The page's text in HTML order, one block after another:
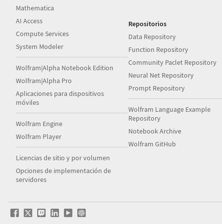
Mathematica
AI Access
Compute Services
System Modeler
Wolfram|Alpha Notebook Edition
Wolfram|Alpha Pro
Aplicaciones para dispositivos
móviles
Wolfram Engine
Wolfram Player
Licencias de sitio y por volumen
Opciones de implementación de
servidores
Repositorios
Data Repository
Function Repository
Community Paclet Repository
Neural Net Repository
Prompt Repository
Wolfram Language Example
Repository
Notebook Archive
Wolfram GitHub